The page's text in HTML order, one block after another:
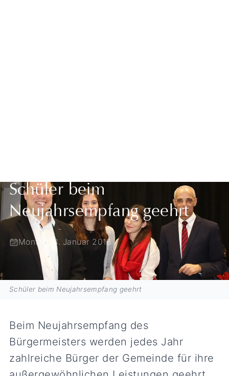
Schüler beim
Neujahrsempfang geehrt
Montag, 8. Januar 2018
Schüler beim Neujahrsempfang geehrt
Beim Neujahrsempfang des
Bürgermeisters werden jedes Jahr
zahlreiche Bürger der Gemeinde für ihre